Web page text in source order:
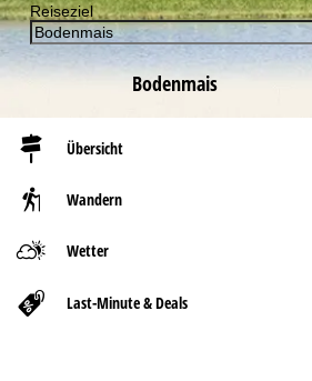
Reiseziel
Bodenmais
Übersicht
Wandern
Wetter
Last-Minute & Deals